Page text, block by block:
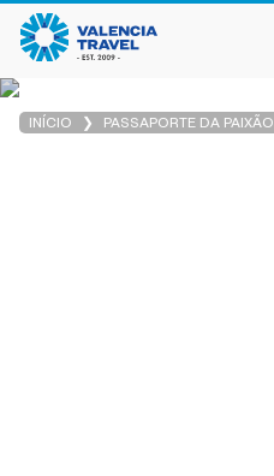
INÍCIO PASSAPORTE DA PAIXÃO